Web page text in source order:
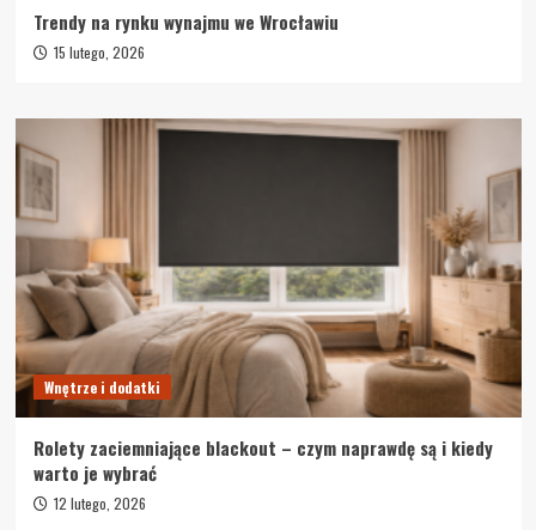
Trendy na rynku wynajmu we Wrocławiu
15 lutego, 2026
Wnętrze i dodatki
Rolety zaciemniające blackout – czym naprawdę są i kiedy
warto je wybrać
12 lutego, 2026